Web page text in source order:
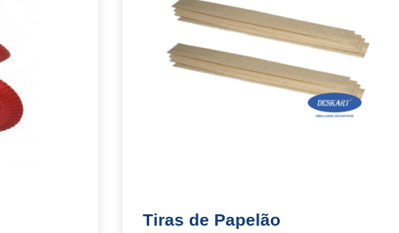
Tiras de Papelão